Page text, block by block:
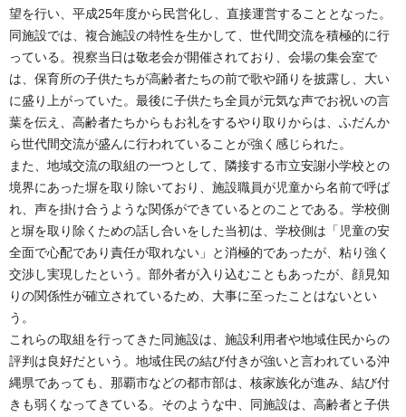
望を行い、平成25年度から民営化し、直接運営することとなった。
同施設では、複合施設の特性を生かして、世代間交流を積極的に行
っている。視察当日は敬老会が開催されており、会場の集会室で
は、保育所の子供たちが高齢者たちの前で歌や踊りを披露し、大い
に盛り上がっていた。最後に子供たち全員が元気な声でお祝いの言
葉を伝え、高齢者たちからもお礼をするやり取りからは、ふだんか
ら世代間交流が盛んに行われていることが強く感じられた。
また、地域交流の取組の一つとして、隣接する市立安謝小学校との
境界にあった塀を取り除いており、施設職員が児童から名前で呼ば
れ、声を掛け合うような関係ができているとのことである。学校側
と塀を取り除くための話し合いをした当初は、学校側は「児童の安
全面で心配であり責任が取れない」と消極的であったが、粘り強く
交渉し実現したという。部外者が入り込むこともあったが、顔見知
りの関係性が確立されているため、大事に至ったことはないとい
う。
これらの取組を行ってきた同施設は、施設利用者や地域住民からの
評判は良好だという。地域住民の結び付きが強いと言われている沖
縄県であっても、那覇市などの都市部は、核家族化が進み、結び付
きも弱くなってきている。そのような中、同施設は、高齢者と子供